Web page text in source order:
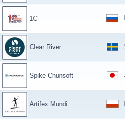
1C
Clear River
Spike Chunsoft
Artifex Mundi